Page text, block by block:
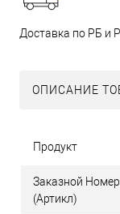
Доставка по РБ и
ОПИСАНИЕ
Продукт
Заказной Номер
(Артикл)